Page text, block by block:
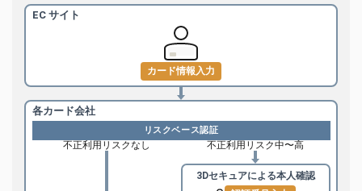
EC サイト
カード情報入力
各カード会社
リスクベース認証
不正利用リスクなし 不正利用リスク中〜高
3Dセキュアによる本人確認